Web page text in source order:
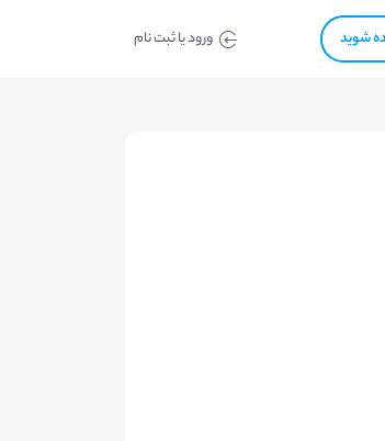
شوید ورود یا ثبت نام